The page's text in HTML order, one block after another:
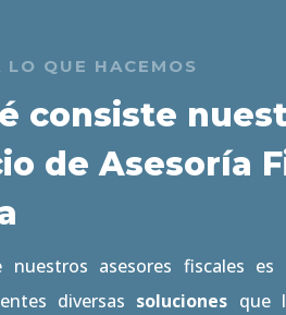
LO QUE HACEMOS
consiste
de Asesoría
nuestros asesores fiscales
diversas soluciones que